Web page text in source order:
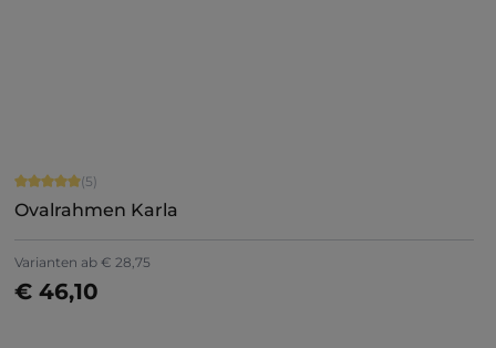
Durchschnittliche Bewertung von 5 von 5 Sternen
(5)
Ovalrahmen Karla
Varianten ab € 28,75
€ 46,10
Details